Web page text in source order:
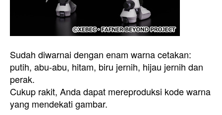
Sudah diwarnai dengan enam warna cetakan:
putih, abu-abu, hitam, biru jernih, hijau jernih dan
perak.
Cukup rakit, Anda dapat mereproduksi kode warna
yang mendekati gambar.